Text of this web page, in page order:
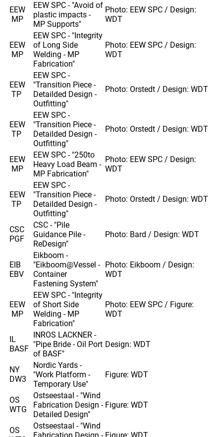
EEW
MP
EEW SPC - "Avoid of
plastic impacts -
MP Supports"
Photo: EEW SPC / Design:
WDT
EEW
MP
EEW SPC - "Integrity
of Long Side
Welding - MP
Fabrication"
Photo: EEW SPC / Design:
WDT
EEW
TP
EEW SPC -
"Transition Piece -
Detailded Design -
Outfitting"
Photo: Orstedt / Design: WDT
EEW
TP
EEW SPC -
"Transition Piece -
Detailded Design -
Outfitting"
Photo: Orstedt / Design: WDT
EEW
MP
EEW SPC - "250to
Heavy Load Beam -
MP Fabrication"
Photo: EEW SPC / Design:
WDT
EEW
TP
EEW SPC -
"Transition Piece -
Detailded Design -
Outfitting"
Photo: Orstedt / Design: WDT
CSC
PGF
CSC - "Pile
Guidance Pile -
ReDesign"
Photo: Bard / Design: WDT
EIB
EBV
Eikboom -
"Eikboom@Vessel -
Container
Fastening System"
Photo: Eikboom / Design:
WDT
EEW
MP
EEW SPC - "Integrity
of Short Side
Welding - MP
Fabrication"
Photo: EEW SPC / Figure:
WDT
IL
BASF
INROS LACKNER -
"Pipe Bride - Oil Port
of BASF"
Design: WDT
NY
DW3
Nordic Yards -
"Work Platform -
Temporary Use"
Figure: WDT
OS
WTG
Ostseestaal - "Wind
Fabrication Design -
Detailed Design"
Figure: WDT
OS
Ostseestaal - "Wind